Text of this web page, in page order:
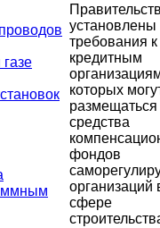
установлены
требования к
кредитным
которых
размещаться
средства
фондов
организаций
сфере